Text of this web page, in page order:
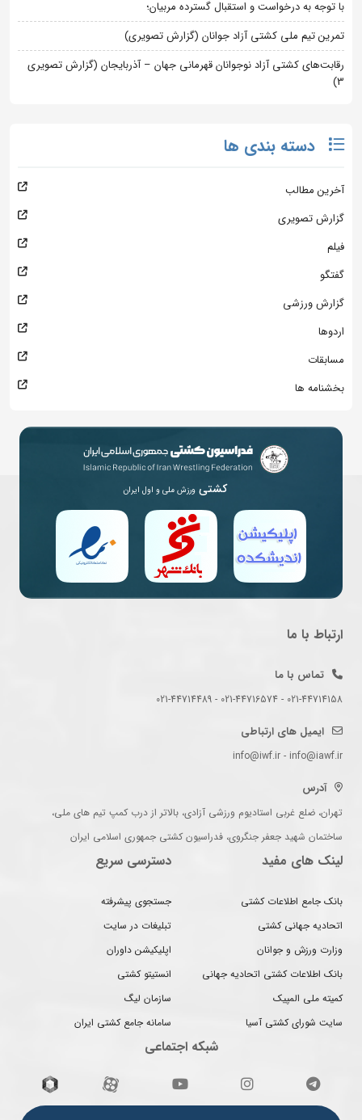
با توجه به درخواست و استقبال گسترده مربیان؛
تمرین تیم ملی کشتی آزاد جوانان (گزارش تصویری)
رقابت‌های کشتی آزاد نوجوانان قهرمانی جهان – آذربایجان (گزارش تصویری
3)
دسته بندی ها
آخرین مطالب
گزارش تصویری
فیلم
گفتگو
گزارش ورزشی
اردوها
مسابقات
بخشنامه ها
کشتی ورزش ملی و اول ایران
ارتباط با ما
تماس با ما
021-44714158 - 021-44716574 - 021-44714489
ایمیل های ارتباطی
info@iwf.ir - info@iawf.ir
آدرس
تهران، ضلع غربی استادیوم ورزشی آزادی، بالاتر از درب کمپ تیم های ملی،
ساختمان شهید جعفر جنگروی، فدراسیون کشتی جمهوری اسلامی ایران
لینک های مفید
بانک جامع اطلاعات کشتی
اتحادیه جهانی کشتی
وزارت ورزش و جوانان
بانک اطلاعات کشتی اتحادیه جهانی
کمیته ملی المپیک
سایت شورای کشتی آسیا
دسترسی سریع
جستجوی پیشرفته
تبلیغات در سایت
اپلیکیشن داوران
انستیتو کشتی
سازمان لیگ
سامانه جامع کشتی ایران
شبکه اجتماعی